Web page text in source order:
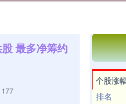
最多净筹约
个股涨
排名